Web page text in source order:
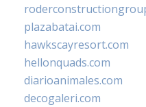
plazabatai.com
hawkscayresort.com
hellonquads.com
diarioanimales.com
decogaleri.com